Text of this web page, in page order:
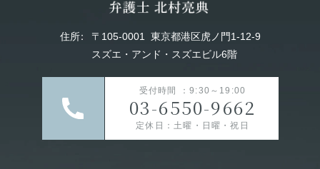
住所： 〒105-0001
東京都港区虎ノ門1-12-9
スズエ・アンド・スズエビル6階
受付時間 ：9:30～19:00
03-6550-9662
定休日：土曜・日曜・祝日